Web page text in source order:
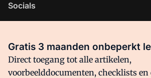
Socials
Facebook
Gratis 3 maanden onbeperkt
Direct toegang tot alle artikelen,
voorbeelddocumenten, checklists en